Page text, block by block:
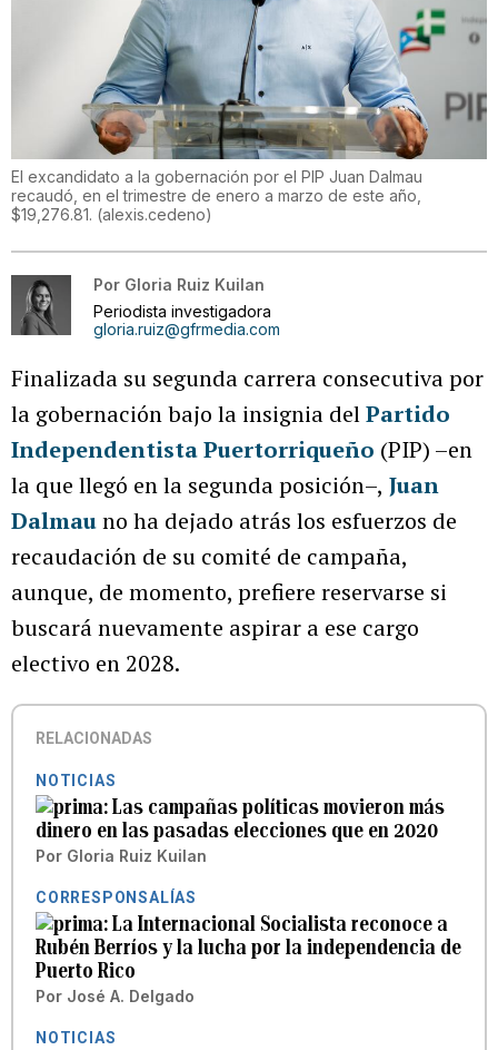
El excandidato a la gobernación por el PIP Juan Dalmau
recaudó, en el trimestre de enero a marzo de este año,
$19,276.81. (alexis.cedeno)
Por Gloria Ruiz Kuilan
Periodista investigadora
gloria.ruiz@gfrmedia.com
Finalizada su segunda carrera consecutiva por
la gobernación bajo la insignia delPartido
Independentista Puertorriqueño (PIP) –en
la que llegó en la segunda posición–, Juan
Dalmauno ha dejado atrás los esfuerzos de
recaudación de su comité de campaña,
aunque, de momento, prefiere reservarse si
buscará nuevamente aspirar a ese cargo
electivo en 2028.
RELACIONADAS
NOTICIAS
Las campañas políticas movieron más
dinero en las pasadas elecciones que en 2020
Por Gloria Ruiz Kuilan
CORRESPONSALÍAS
La Internacional Socialista reconoce a
Rubén Berríos y la lucha por la independencia de
Puerto Rico
Por José A. Delgado
NOTICIAS